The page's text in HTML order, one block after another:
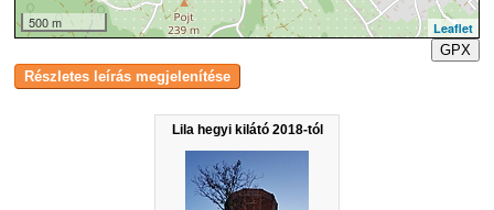
Lila hegyi kilátó 2018-tól
500 m
Leaflet
GPX